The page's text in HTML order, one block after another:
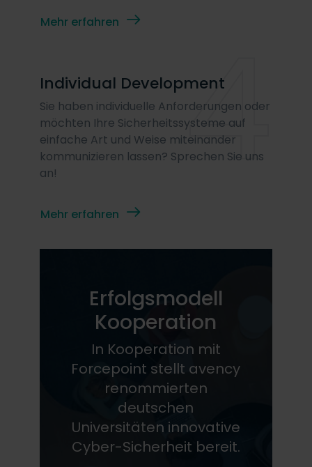
Mehr erfahren 4
Individual Development
Sie haben individuelle Anforderungen oder
möchten Ihre Sicherheitssysteme auf
einfache Art und Weise miteinander
kommunizieren lassen? Sprechen Sie uns
an!
Mehr erfahren
Erfolgsmodell
Kooperation
In Kooperation mit
Forcepoint stellt avency
renommierten
deutschen
Universitäten innovative
Cyber-Sicherheit bereit.